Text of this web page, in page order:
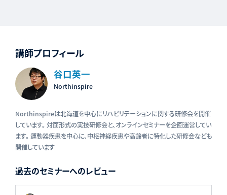
講師プロフィール
谷口英一
Northinspire
Northinspireは北海道を中心にリハビリテーションに関する研修会を開催
しています。 対面形式の実技研修会と、オンラインセミナーを企画運営してい
ます。 運動器疾患を中心に、中枢神経疾患や高齢者に特化した研修会なども
開催しています
過去のセミナーへのレビュー